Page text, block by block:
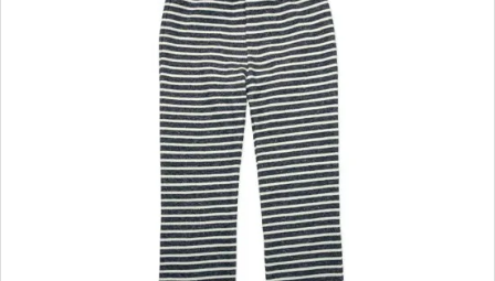
search
オプション加工 160
ANGEL KIDS WEARのこだわり
商品カテゴリから選ぶ